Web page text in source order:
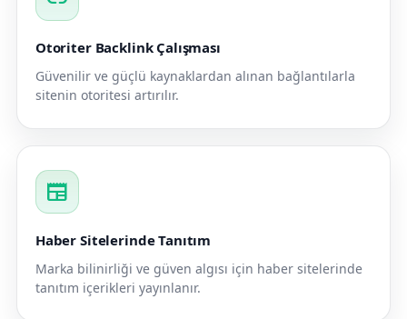
Otoriter Backlink Çalışması
Güvenilir ve güçlü kaynaklardan alınan bağlantılarla
sitenin otoritesi artırılır.
newspaper
Haber Sitelerinde Tanıtım
Marka bilinirliği ve güven algısı için haber sitelerinde
tanıtım içerikleri yayınlanır.